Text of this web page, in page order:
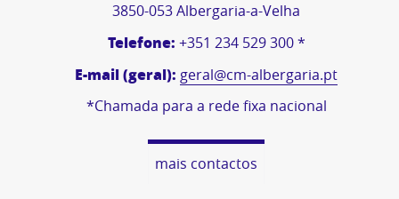
3850-053 Albergaria-a-Velha
Telefone: +351 234 529 300 *
E-mail (geral): geral@cm-albergaria.pt
*Chamada para a rede fixa nacional
mais contactos